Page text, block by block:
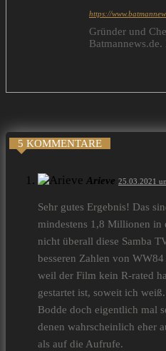
https://
Gründer und
5 KOMMENTARE
Arieve 25.03.2021
Sehr gutes Ergebnis! Das
mindestens 1,8 Millionen in
nicht überall diese Samba
besseren Zahlen von
weil der Film kein R-rated
gestartet ist, soweit ich
Bodde doch eigentlich mal
denen wahrscheinlich eher
als auf die Aufrufe.